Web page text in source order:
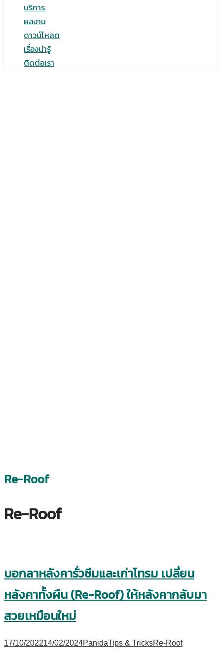
บริการ
ผลงาน
ดาวน์โหลด
เรื่องน่ารู้
ติดต่อเรา
Re-Roof
Re-Roof
บอกลาหลังคารั่วซึมและเก่าโทรม เปลี่ยน
หลังคาทั้งผืน (Re-Roof) ให้หลังคากลับมา
สวยเหมือนใหม่
17/10/202214/02/2024PanidaTips & TricksRe-Roof